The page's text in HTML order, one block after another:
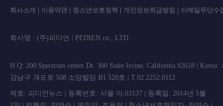
회사소개 이용약관 청소년보호정책 개인정보취급방침 이메일무단수
회사명 : (주)피디언 | PEDIEN co.,
H.Q: 200 Spectrum center Dr. 300 Suite Irvine, California 92618 | Korea:
강남구 개포로 508 소망빌딩 B1 520호 | T.02.2252.0112
제호: 피디언뉴스 | 등록번호: 서울 아,03137 | 등록일: 2014년 5월